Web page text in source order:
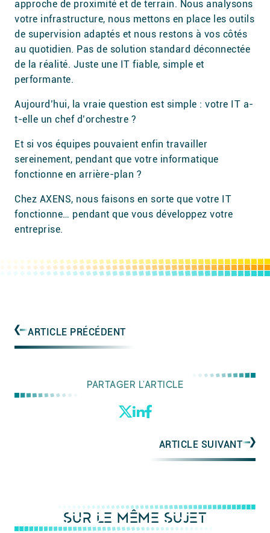
approche de proximité et de terrain. Nous analysons
votre infrastructure, nous mettons en place les outils
de supervision adaptés et nous restons à vos côtés
au quotidien. Pas de solution standard déconnectée
de la réalité. Juste une IT fiable, simple et
performante.
Aujourd’hui, la vraie question est simple : votre IT a-
t-elle un chef d’orchestre ?
Et si vos équipes pouvaient enfin travailler
sereinement, pendant que votre informatique
fonctionne en arrière-plan ?
Chez AXENS, nous faisons en sorte que votre IT
fonctionne… pendant que vous développez votre
entreprise.
ARTICLE PRÉCÉDENT
PARTAGER L'ARTICLE
ARTICLE SUIVANT
SUR LE MÊME SUJET